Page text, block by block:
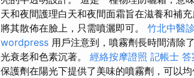
天和夜間護理白天和夜間面霜旨在滋養和補
將其散佈在臉上，只需噴灑即可。 竹北中醫
wordpress 用戶注意到，噴霧劑長時間清除
光衰老和色素沉著。 經絡按摩證照 記帳士 答
保護劑在陽光下提供了美味的噴霧劑，可以